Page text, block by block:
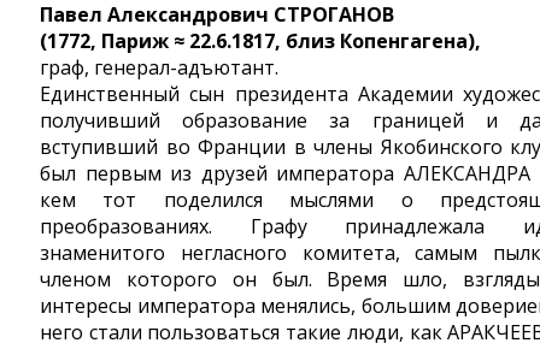
Павел Александрович СТРОГАНОВ
(1772, Париж ≈ 22.6.1817, близ Копенгагена),
граф, генерал-адъютант.
Единственный сын президента Академии
получивший образование за границей и
вступивший во Франции в члены Якобинского
был первым из друзей императора АЛЕКСАНДРА
кем тот поделился мыслями о
преобразованиях. Графу принадлежала
знаменитого негласного комитета, самым
членом которого он был. Время шло,
интересы императора менялись, большим
него стали пользоваться такие люди, как